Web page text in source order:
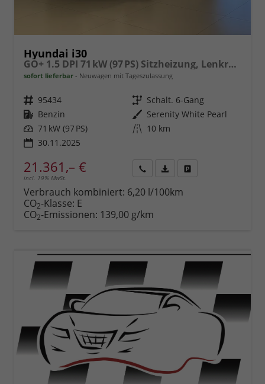
Hyundai i30
GO+ 1.5 DPI 71 kW (97 PS) Sitzheizung, Lenkradheizung, 2-Zonen-Klimaautomatik, Android Auto, Apple CarPlay, Navigationssystem, DAB, Indutkionsladen für Smartphones, 17 Zoll Leichtmetallfelgen, uvm.
sofort lieferbar Neuwagen mit Tageszulassung
Fahrzeugnr. 95434 Getriebe Schalt. 6-Gang
Kraftstoff Benzin Außenfarbe Serenity White Pearl
Leistung 71 kW (97 PS) Kilometerstand 10 km
30.11.2025
21.361,– €
incl. 19% MwSt.
anfordern
Datei,
Verbrauch kombiniert: 6,20 l/100km
CO2-Klasse: E
CO2-Emissionen: 139,00 g/km